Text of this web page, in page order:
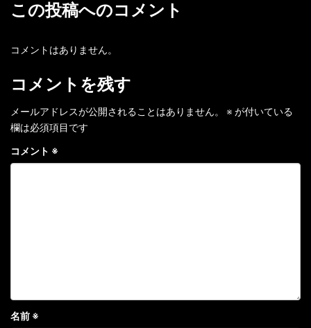
この投稿へのコメント
コメントはありません。
コメントを残す
メールアドレスが公開されることはありません。 ※ が付いている
欄は必須項目です
コメント ※
名前 ※